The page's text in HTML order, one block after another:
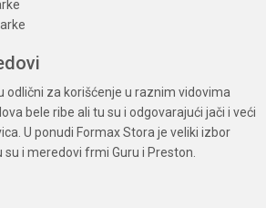
odlični za korišćenje u raznim vidovima
bele ribe ali tu su i odgovarajući jači i veći
U ponudi Formax Stora je veliki izbor
i meredovi frmi Guru i Preston.